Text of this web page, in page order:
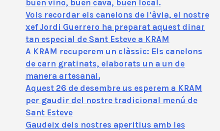
buen vino, buen cava, buen local.
Vols recordar els canelons de l’àvia, el nostre
xef Jordi Guerrero ha preparat aquest dinar
tan especial de Sant Esteve a KRAM
A KRAM recuperem un clàssic: Els canelons
de carn gratinats, elaborats un a un de
manera artesanal.
Aquest 26 de desembre us esperem a KRAM
per gaudir del nostre tradicional menú de
Sant Esteve
Gaudeix dels nostres aperitius amb les